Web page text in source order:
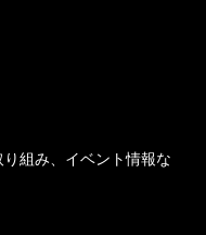
組み、イベント情報な